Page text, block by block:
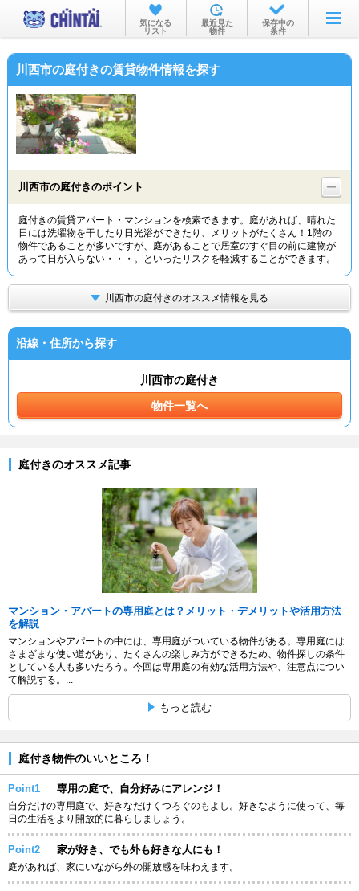
お部屋を探す
沿線・駅から
物件特集から
TOP
気になる
リスト
最近見た
物件
保存中の
条件
川西市の庭付きの賃貸物件情報を探す
川西市の庭付きのポイント
庭付きの賃貸アパート・マンションを検索できます。庭があれば、晴れた
日には洗濯物を干したり日光浴ができたり、メリットがたくさん！1階の
物件であることが多いですが、庭があることで居室のすぐ目の前に建物が
あって日が入らない・・・。といったリスクを軽減することができます。
川西市の庭付きのオススメ情報を見る
沿線・住所から探す
川西市の庭付き
物件一覧へ
庭付きのオススメ記事
マンション・アパートの専用庭とは？メリット・デメリットや活用方法
を解説
マンションやアパートの中には、専用庭がついている物件がある。専用庭には
さまざまな使い道があり、たくさんの楽しみ方ができるため、物件探しの条件
としている人も多いだろう。今回は専用庭の有効な活用方法や、注意点につい
て解説する。...
もっと読む
庭付き物件のいいところ！
Point1 専用の庭で、自分好みにアレンジ！
自分だけの専用庭で、好きなだけくつろぐのもよし。好きなように使って、毎
日の生活をより開放的に暮らしましょう。
Point2 家が好き、でも外も好きな人にも！
庭があれば、家にいながら外の開放感を味わえます。